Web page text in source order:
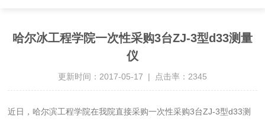
哈尔冰工程学院一次性采购3台ZJ-3型d33测量
仪
更新时间：2017-05-17 | 点击率：2345
近日，哈尔滨工程学院在我院直接采购一次性采购3台ZJ-3型d33测